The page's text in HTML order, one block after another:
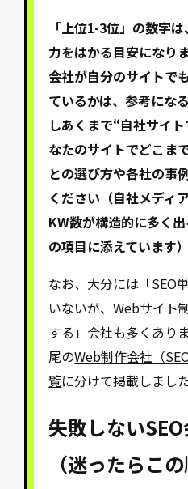
「上位1-3位」の数字
力をはかる目安になり
会社が自分のサイトで
ているかは、参考にな
しあくまで“自社サイ
なたのサイトでどこま
との選び方や各社の事
ください（自社メディ
KW数が構造的に多く
の項目に添えています）
なお、大分には「SEO
いないが、Webサイト
する」会社も多くあり
尾のWeb制作会社（
覧に分けて掲載しました
失敗しない
（迷ったらこ